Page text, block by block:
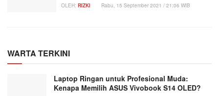
OLEH: RIZKI Rabu, 15 September 2021 / 21:06 WIB
WARTA TERKINI
Laptop Ringan untuk Profesional Muda:
Kenapa Memilih ASUS Vivobook S14 OLED?